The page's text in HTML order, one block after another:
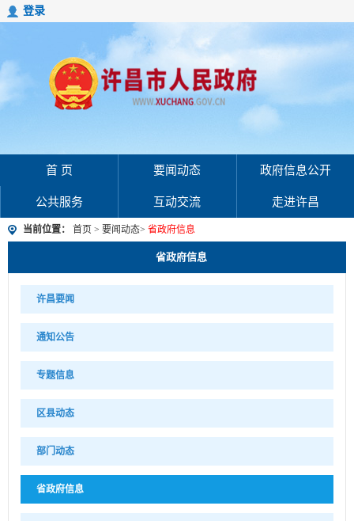
登录
首 页 要闻动态 政府信息公开
公共服务 互动交流 走进许昌
当前位置： 首页 > 要闻动态> 省政府信息
省政府信息
许昌要闻
通知公告
专题信息
区县动态
部门动态
省政府信息